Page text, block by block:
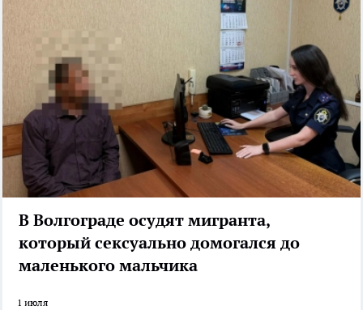
️В Волгограде осудят мигранта,
который сексуально домогался до
маленького мальчика
1 июля